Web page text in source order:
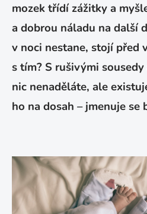
mozek třídí zážitky a
a dobrou náladu na další
v noci nestane, stojí před
s tím? S rušivými
nic nenaděláte, ale
ho na dosah – jmenuje se